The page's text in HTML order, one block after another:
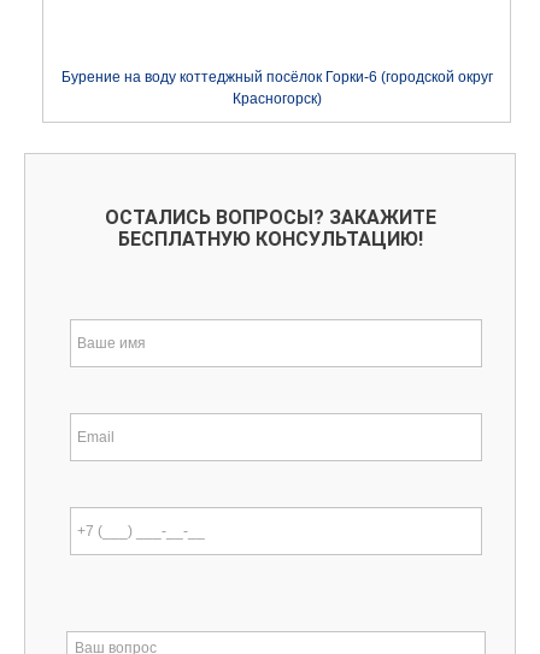
Бурение на воду коттеджный посёлок Горки-6 (городской округ
Красногорск)
ОСТАЛИСЬ ВОПРОСЫ? ЗАКАЖИТЕ
БЕСПЛАТНУЮ КОНСУЛЬТАЦИЮ!